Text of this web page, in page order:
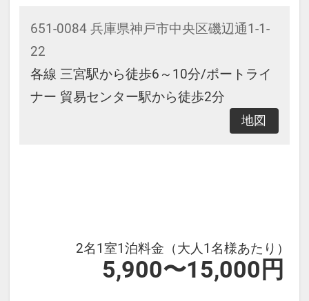
651-0084 兵庫県神戸市中央区磯辺通1-1-
22
各線 三宮駅から徒歩6～10分/ポートライ
ナー 貿易センター駅から徒歩2分
地図
2名1室1泊料金（大人1名様あたり）
5,900〜15,000円